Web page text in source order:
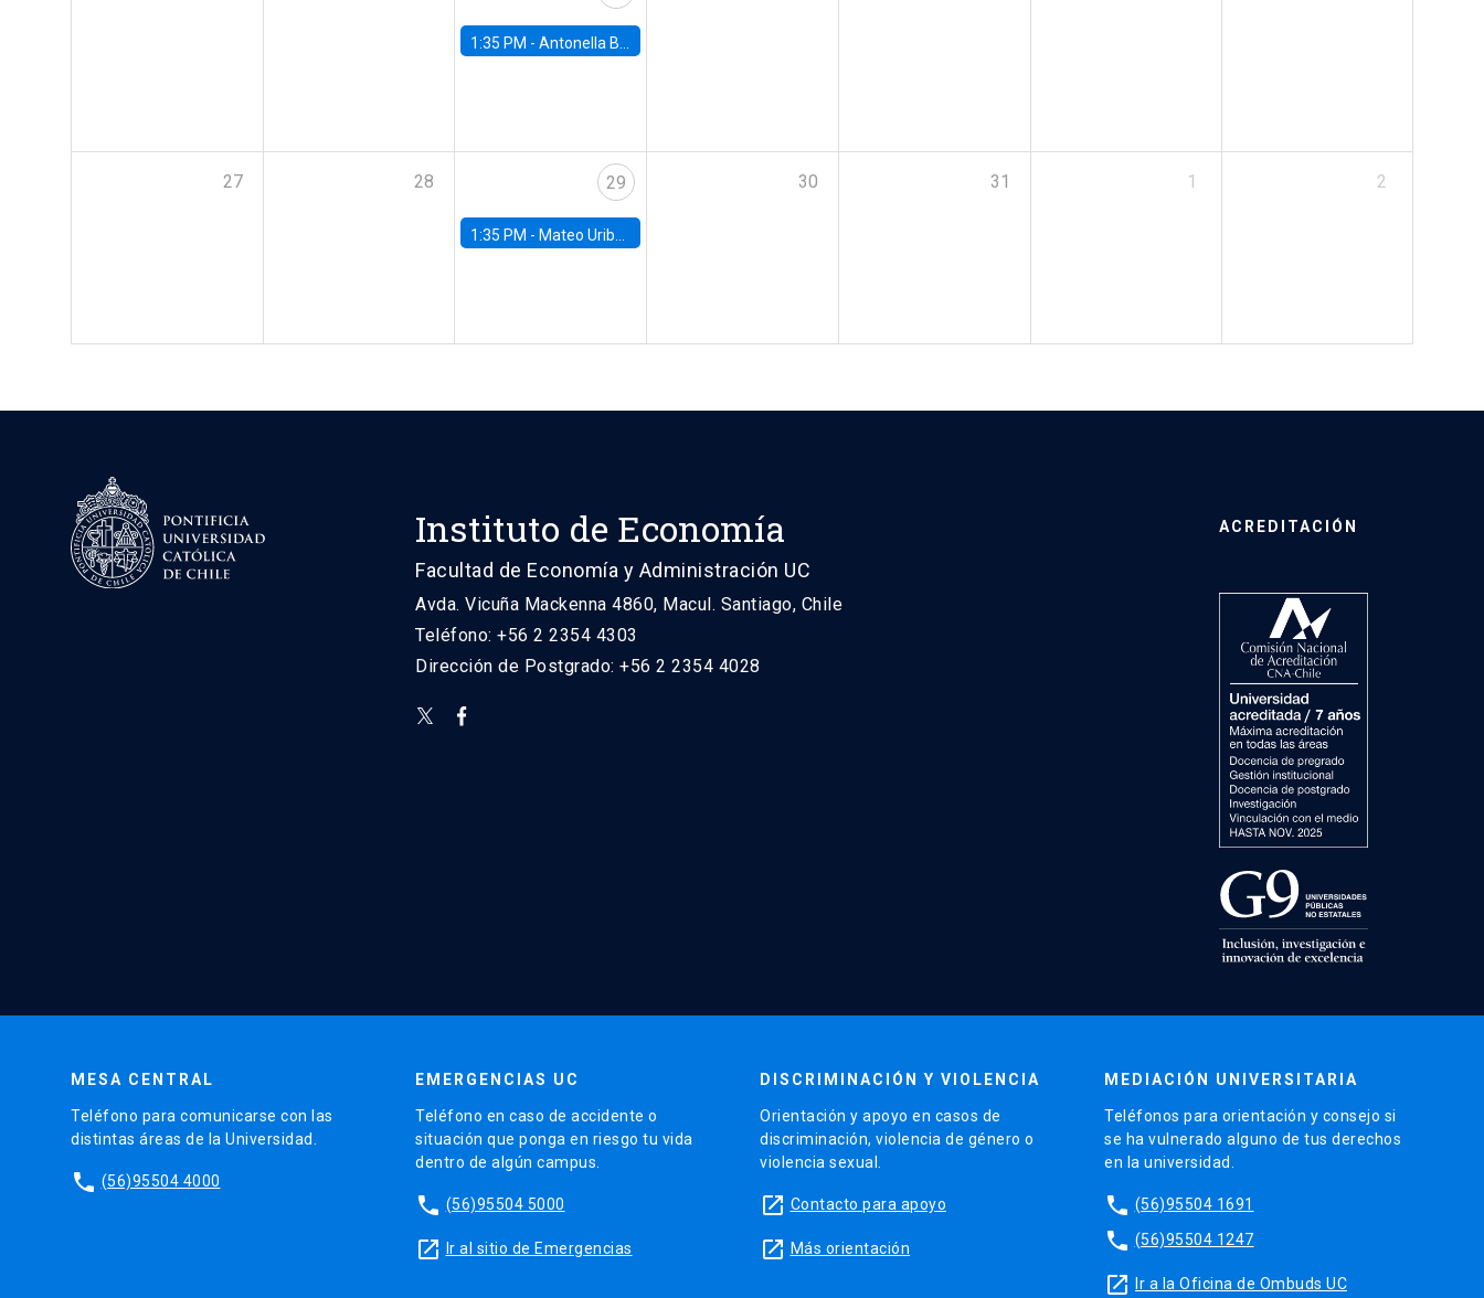
1:35 PM -Antonella Bancalari, Institute for Fiscal Studies (IFS) and Research Associate at University College London (UCL)
27 28 29
1:35 PM - Mateo Uribe-Castro, Universidad de los Andes (Colombia)
30 31 1 2
Instituto de Economía
Facultad de Economía y Administración UC
Avda. Vicuña Mackenna 4860, Macul. Santiago, Chile
Teléfono: +56 2 2354 4303
Dirección de Postgrado: +56 2 2354 4028
ACREDITACIÓN
MESA CENTRAL
Teléfono para comunicarse con las
distintas áreas de la Universidad.
phone (56)95504 4000
EMERGENCIAS UC
Teléfono en caso de accidente o
situación que ponga en riesgo tu vida
dentro de algún campus.
phone (56)95504 5000
launch Ir al sitio de Emergencias
DISCRIMINACIÓN Y VIOLENCIA
Orientación y apoyo en casos de
discriminación, violencia de género o
violencia sexual.
launch Contacto para apoyo
launch Más orientación
MEDIACIÓN UNIVERSITARIA
Teléfonos para orientación y consejo si
se ha vulnerado alguno de tus derechos
en la universidad.
phone (56)95504 1691
phone (56)95504 1247
launch Ir a la Oficina de Ombuds UC